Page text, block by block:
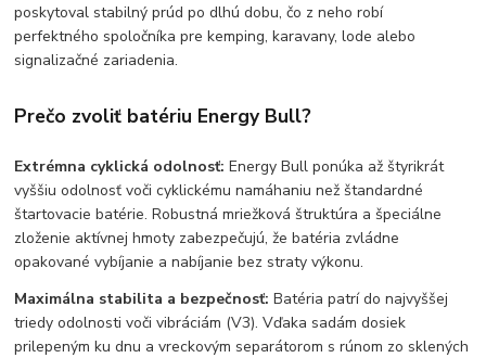
poskytoval stabilný prúd po dlhú dobu, čo z neho robí
perfektného spoločníka pre kemping, karavany, lode alebo
signalizačné zariadenia.
Prečo zvoliť batériu Energy Bull?
Extrémna cyklická odolnosť: Energy Bull ponúka až štyrikrát
vyššiu odolnosť voči cyklickému namáhaniu než štandardné
štartovacie batérie. Robustná mriežková štruktúra a špeciálne
zloženie aktívnej hmoty zabezpečujú, že batéria zvládne
opakované vybíjanie a nabíjanie bez straty výkonu.
Maximálna stabilita a bezpečnosť: Batéria patrí do najvyššej
triedy odolnosti voči vibráciám (V3). Vďaka sadám dosiek
prilepeným ku dnu a vreckovým separátorom s rúnom zo sklených